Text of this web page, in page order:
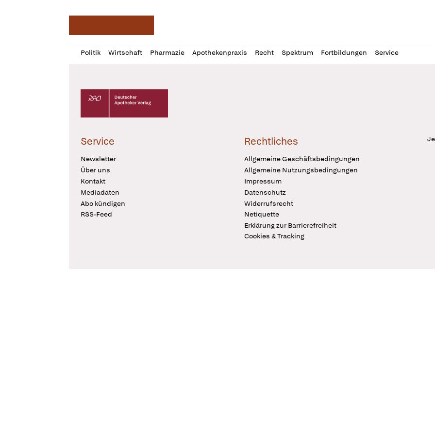
Politik Wirtschaft Pharmazie Apothekenpraxis Recht Spektrum Fortbildungen Service
Profil
öffnen
Daz
Pur
Deutscher Apotheker Verlag Logo
Service
Newsletter
Über uns
Kontakt
Mediadaten
Abo kündigen
RSS-Feed
Rechtliches
Allgemeine Geschäftsbedingungen
Allgemeine Nutzungsbedingungen
Impressum
Datenschutz
Widerrufsrecht
Netiquette
Erklärung zur Barrierefreiheit
Cookies & Tracking